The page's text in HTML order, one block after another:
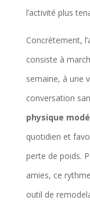
l’activité plus
Concrètement,
consiste à
semaine, à une
conversation
physique
quotidien et
perte de poids.
amies, ce
outil de